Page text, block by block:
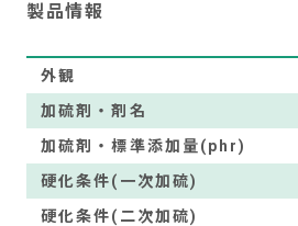
製品情報
外観
加硫剤・剤名
加硫剤・標準添加量(phr)
硬化条件(一次加硫)
硬化条件(二次加硫)